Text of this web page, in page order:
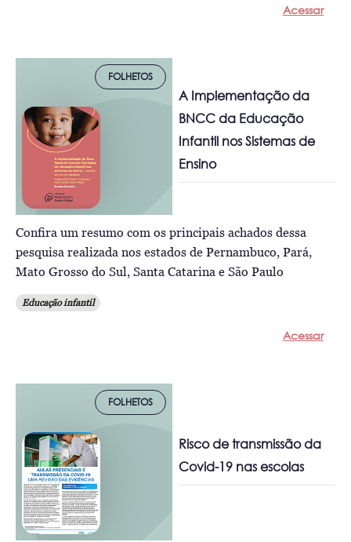
Acessar
FOLHETOS
A Implementação da
BNCC da Educação
Infantil nos Sistemas de
Ensino
Confira um resumo com os principais achados dessa
pesquisa realizada nos estados de Pernambuco, Pará,
Mato Grosso do Sul, Santa Catarina e São Paulo
Educação infantil
Acessar
FOLHETOS
Risco de transmissão da
Covid-19 nas escolas